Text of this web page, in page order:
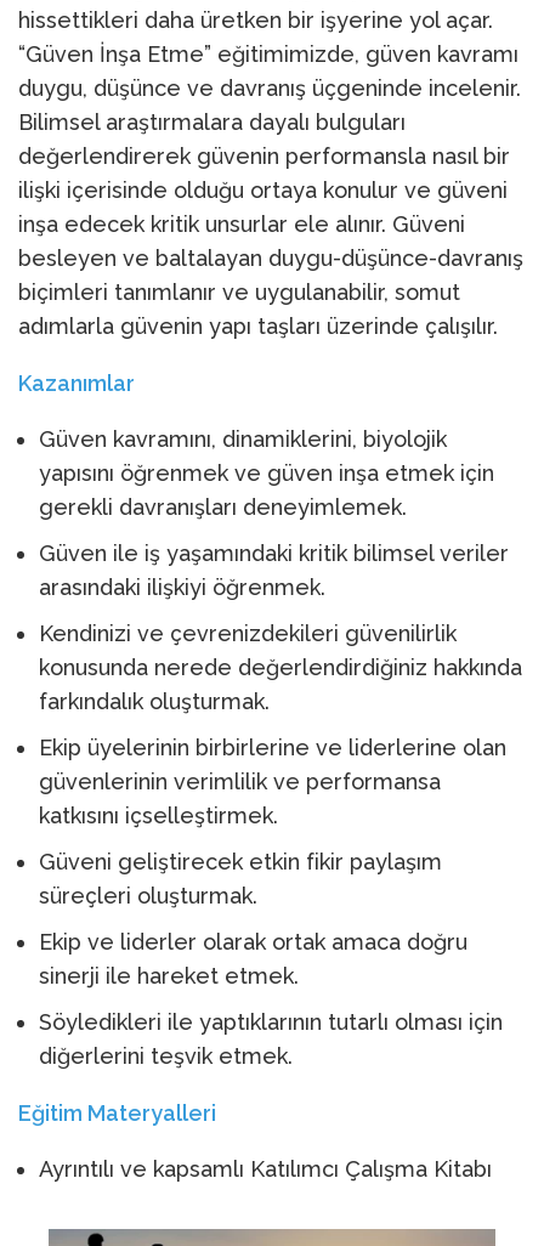
hissettikleri daha üretken bir işyerine yol açar.
“Güven İnşa Etme” eğitimimizde, güven kavramı
duygu, düşünce ve davranış üçgeninde incelenir.
Bilimsel araştırmalara dayalı bulguları
değerlendirerek güvenin performansla nasıl bir
ilişki içerisinde olduğu ortaya konulur ve güveni
inşa edecek kritik unsurlar ele alınır. Güveni
besleyen ve baltalayan duygu-düşünce-davranış
biçimleri tanımlanır ve uygulanabilir, somut
adımlarla güvenin yapı taşları üzerinde çalışılır.
Kazanımlar
Güven kavramını, dinamiklerini, biyolojik
yapısını öğrenmek ve güven inşa etmek için
gerekli davranışları deneyimlemek.
Güven ile iş yaşamındaki kritik bilimsel veriler
arasındaki ilişkiyi öğrenmek.
Kendinizi ve çevrenizdekileri güvenilirlik
konusunda nerede değerlendirdiğiniz hakkında
farkındalık oluşturmak.
Ekip üyelerinin birbirlerine ve liderlerine olan
güvenlerinin verimlilik ve performansa
katkısını içselleştirmek.
Güveni geliştirecek etkin fikir paylaşım
süreçleri oluşturmak.
Ekip ve liderler olarak ortak amaca doğru
sinerji ile hareket etmek.
Söyledikleri ile yaptıklarının tutarlı olması için
diğerlerini teşvik etmek.
Eğitim Materyalleri
Ayrıntılı ve kapsamlı Katılımcı Çalışma Kitabı